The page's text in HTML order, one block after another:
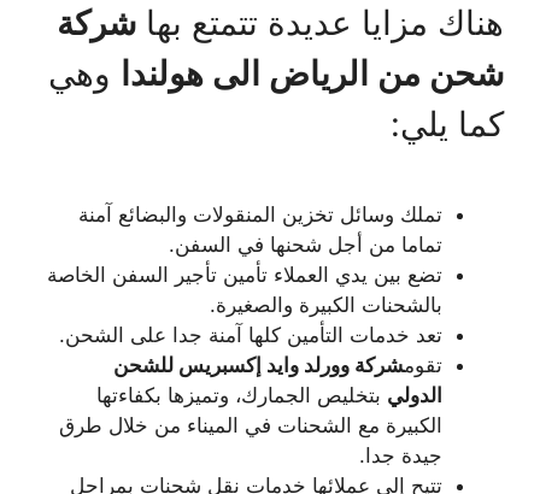
هناك مزايا عديدة تتمتع بها شركة
شحن من الرياض الى هولندا وهي
كما يلي:
تملك وسائل تخزين المنقولات والبضائع آمنة
تماما من أجل شحنها في السفن.
تضع بين يدي العملاء تأمين تأجير السفن الخاصة
بالشحنات الكبيرة والصغيرة.
تعد خدمات التأمين كلها آمنة جدا على الشحن.
تقومشركة وورلد وايد إكسبريس للشحن
الدولي بتخليص الجمارك، وتميزها بكفاءتها
الكبيرة مع الشحنات في الميناء من خلال طرق
جيدة جدا.
تتيح إلى عملائها خدمات نقل شحنات بمراحل